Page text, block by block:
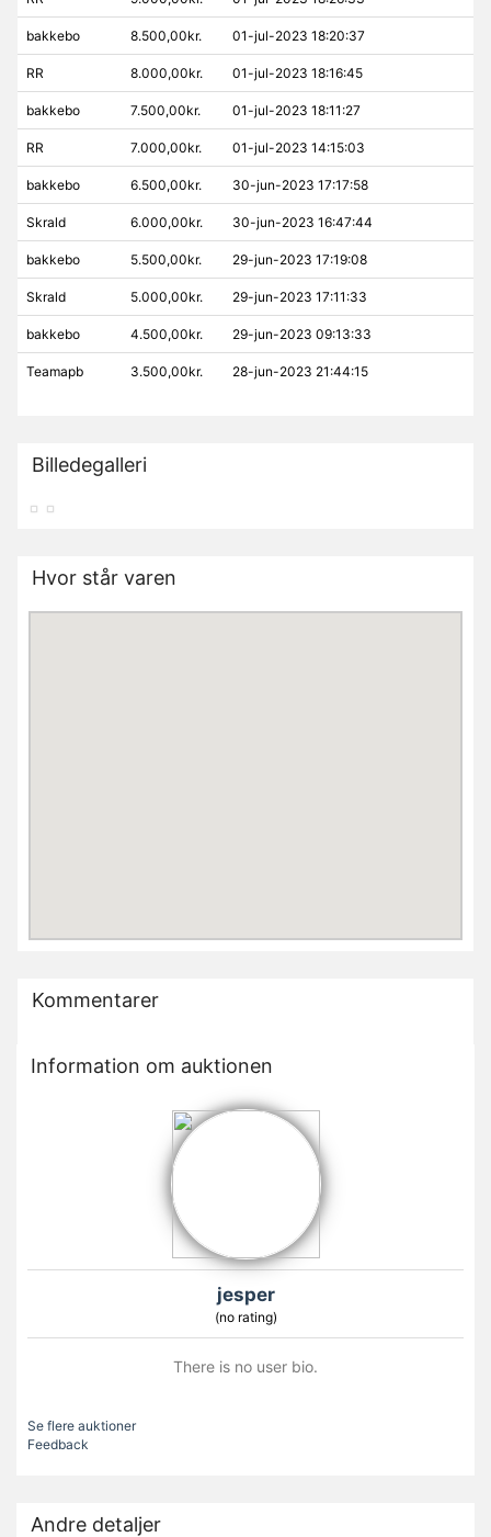
bakkebo 8.500,00kr. 01-jul-2023 18:20:37
RR 8.000,00kr. 01-jul-2023 18:16:45
bakkebo 7.500,00kr. 01-jul-2023 18:11:27
RR 7.000,00kr. 01-jul-2023 14:15:03
bakkebo 6.500,00kr. 30-jun-2023 17:17:58
Skrald 6.000,00kr. 30-jun-2023 16:47:44
bakkebo 5.500,00kr. 29-jun-2023 17:19:08
Skrald 5.000,00kr. 29-jun-2023 17:11:33
bakkebo 4.500,00kr. 29-jun-2023 09:13:33
Teamapb 3.500,00kr. 28-jun-2023 21:44:15
Billedegalleri
Hvor står varen
Kommentarer
Information om auktionen
jesper
(no rating)
There is no user bio.
Se flere auktioner
Feedback
Andre detaljer